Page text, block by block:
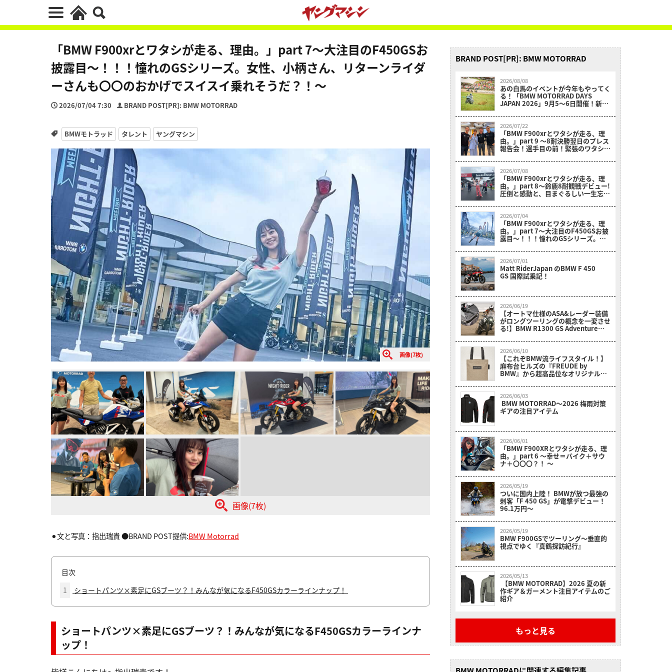
「BMW F900xrとワタシが走る、理由。」part 7～大注目のF450GSお
披露目～！！！憧れのGSシリーズ。女性、小柄さん、リターンライダ
ーさんも〇〇のおかげでスイスイ乗れそうだ？！～
2026/07/04 7:30 BRAND POST[PR]: BMW MOTORRAD
BMWモトラッド タレント ヤングマシン
画像(7枚)
画像(7枚)
⚫︎文と写真：指出瑞貴 ●BRAND POST提供:BMW Motorrad
目次
1
ショートパンツ×素足にGSブーツ？！みんなが気になるF450GSカラーラインナップ！
ショートパンツ×素足にGSブーツ？！みんなが気になるF450GSカラーラインナ
ップ！
BRAND POST[PR]: BMW MOTORRAD
2026/08/08
あの白馬のイベントが今年もやってく
る！「BMW MOTORRAD DAYS
JAPAN 2026」9月5〜6日開催！新型
クライムも必見！
2026/07/22
「BMW F900xrとワタシが走る、理
由。」part 9 〜8耐決勝翌日のプレス
報告会！選手目の前！緊張のワタシ！
2026/07/08
「BMW F900xrとワタシが走る、理
由。」part 8〜鈴鹿8耐観戦デビュー!
圧倒と感動と、目まぐるしい一生忘れ
2026/07/04
「BMW F900xrとワタシが走る、理
由。」part 7～大注目のF450GSお披
露目～！！！憧れのGSシリーズ。女
も〇〇のおかげでスイスイ乗れそう
だ？！～
2026/07/01
Matt RiderJapan のBMW F 450
GS 国際試乗記！
2026/06/19
【オートマ仕様のASA&レーダー装備
がロングツーリングの概念を一変させ
る!】BMW R1300 GS Adventure
2026/06/10
【これぞBMW流ライフスタイル！】
麻布台ヒルズの『FREUDE by
BMW』から超高品位なオリジナルア
2026/06/03
BMW MOTORRAD〜2026 梅雨対策
ギアの注目アイテム
2026/06/01
「BMW F900XRとワタシが走る、理
由。」part 6 〜幸せ＝バイク＋サウ
ナ＋〇〇〇？！ 〜
2026/05/19
ついに国内上陸！ BMWが放つ最強の
刺客「F 450 GS」が電撃デビュー！
96.1万円〜
2026/05/19
BMW F900GSでツーリング〜垂直的
視点でゆく『真鶴探訪紀行』
2026/05/13
【BMW MOTORRAD】2026 夏の新
作ギア＆ガーメント注目アイテムのご
紹介
もっと見る